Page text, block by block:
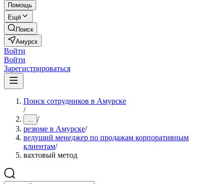
Помощь
Ещё
Поиск
Амурск
Войти
Войти
Зарегистрироваться
Поиск сотрудников в Амурске
/
... /
резюме в Амурске/
ведущий менеджер по продажам корпоративным
клиентам/
вахтовый метод